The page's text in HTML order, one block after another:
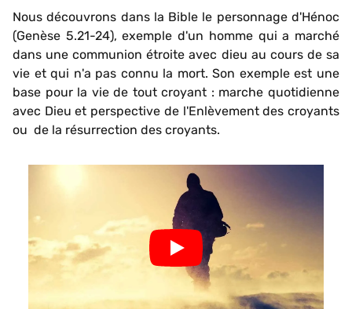
Nous découvrons dans la Bible le personnage d'Hénoc
(Genèse 5.21-24), exemple d'un homme qui a marché
dans une communion étroite avec dieu au cours de sa
vie et qui n'a pas connu la mort. Son exemple est une
base pour la vie de tout croyant : marche quotidienne
avec Dieu et perspective de l'Enlèvement des croyants
ou de la résurrection des croyants.